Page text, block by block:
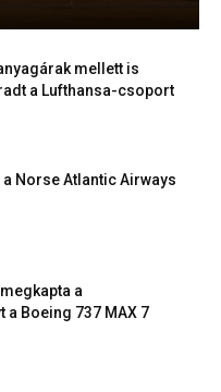
mellett is
a Lufthansa-csoport
a Norse Atlantic Airways
a
a Boeing 737 MAX 7